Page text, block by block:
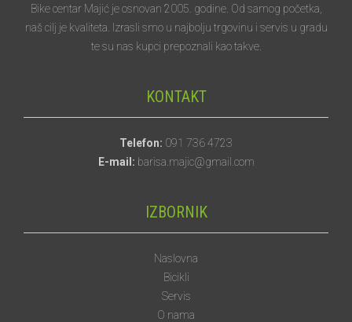
Bike centar Majić je osnovan 2005. godine. Od samog početka,
naš cilj je kvaliteta. Izrasli smo u najbolju trgovinu i servis u gradu
te su nas kupci prepoznali kao takve.
KONTAKT
Telefon: 091 736 4723
E-mail: barisa.majic@gmail.com
IZBORNIK
Naslovna
Bicikli
Servis
O nama